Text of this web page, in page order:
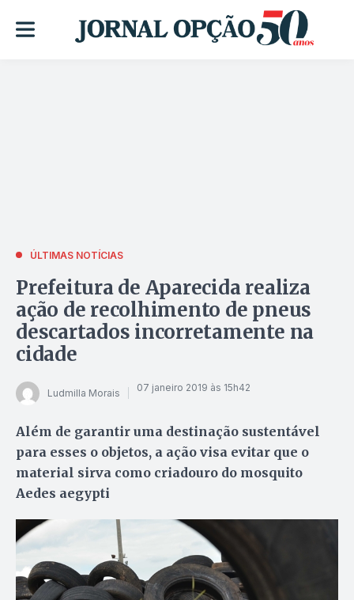
ÚLTIMAS NOTÍCIAS
Prefeitura de Aparecida realiza
ação de recolhimento de pneus
descartados incorretamente na
cidade
Ludmilla Morais 07 janeiro 2019 às 15h42
Além de garantir uma destinação sustentável
para esses o objetos, a ação visa evitar que o
material sirva como criadouro do mosquito
Aedes aegypti